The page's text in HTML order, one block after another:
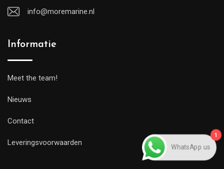
info@moremarine.nl
Informatie
Meet the team!
Nieuws
Contact
Leveringsvoorwaarden
WhatsApp us